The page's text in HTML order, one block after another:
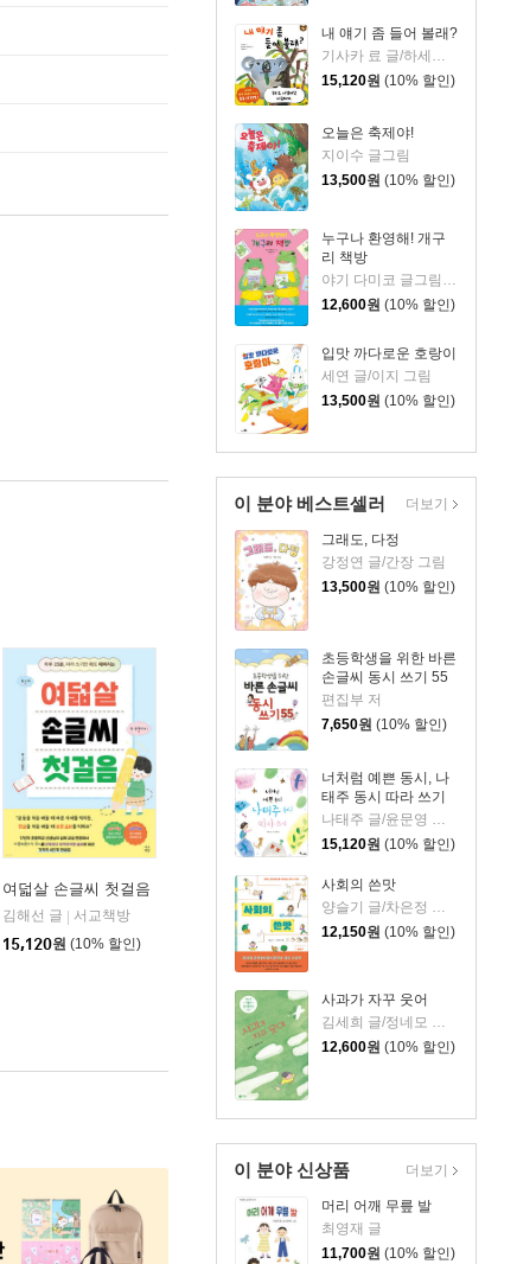
내 얘기 좀 들어 볼래?
기사카 료 글/하세가와 요시후미 그림/고향옥 역
15,120원 (10% 할인)
오늘은 축제야!
지이수 글그림
13,500원 (10% 할인)
누구나 환영해! 개구
리 책방
야기 다미코 글그림/유지은 역
12,600원 (10% 할인)
입맛 까다로운 호랑이
세연 글/이지 그림
13,500원 (10% 할인)
이 분야 베스트셀러
그래도, 다정
강정연 글/간장 그림
13,500원 (10% 할인)
초등학생을 위한 바른
손글씨 동시 쓰기 55
편집부 저
7,650원 (10% 할인)
너처럼 예쁜 동시, 나
태주 동시 따라 쓰기
나태주 글/윤문영 그림
15,120원 (10% 할인)
사회의 쓴맛
양슬기 글/차은정 그림
12,150원 (10% 할인)
사과가 자꾸 웃어
김세희 글/정네모 그림
12,600원 (10% 할인)
더보기
이 분야 신상품
머리 어깨 무릎 발
최영재 글
11,700원 (10% 할인)
더보기
아울북
여덟살 손글씨 첫걸음
김해선 글
서교책방
15,120원 (10% 할인)